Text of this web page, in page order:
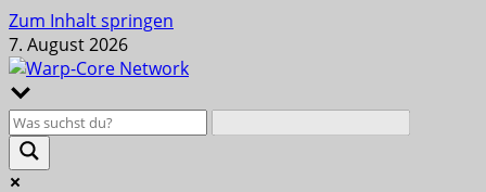
Zum Inhalt springen
7. August 2026